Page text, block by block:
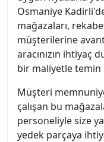
Osmaniye
mağazaları,
müşterilerine
aracınızın ihtiyaç
bir maliyetle temin
Müşteri
çalışan bu
personeliyle size
yedek parçaya